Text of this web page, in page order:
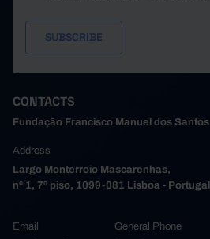
CONTACTS
Fundação Francisco Manuel dos Santos
Address
Largo Monterroio Mascarenhas,
nº 1, 7º piso, 1099-081 Lisboa - Portugal
Email
General Phone